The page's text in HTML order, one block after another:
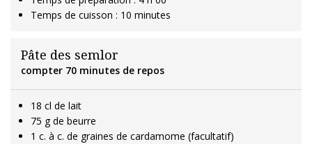
Temps de cuisson : 10 minutes
Pâte des semlor
compter 70 minutes de repos
18 cl de lait
75 g de beurre
1 c. à c. de graines de cardamome (facultatif)